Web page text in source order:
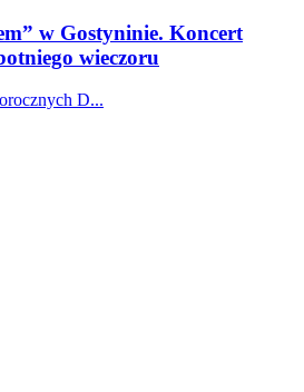
w Gostyninie. Koncert
wieczoru